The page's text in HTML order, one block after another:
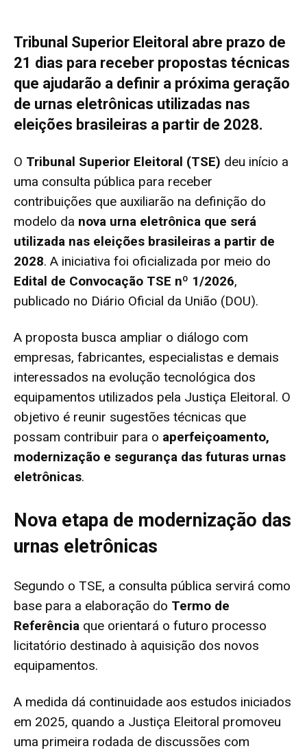
Tribunal Superior Eleitoral abre prazo de
21 dias para receber propostas técnicas
que ajudarão a definir a próxima geração
de urnas eletrônicas utilizadas nas
eleições brasileiras a partir de 2028.
O Tribunal Superior Eleitoral (TSE) deu início a
uma consulta pública para receber
contribuições que auxiliarão na definição do
modelo da nova urna eletrônica que será
utilizada nas eleições brasileiras a partir de
2028. A iniciativa foi oficializada por meio do
Edital de Convocação TSE nº 1/2026,
publicado no Diário Oficial da União (DOU).
A proposta busca ampliar o diálogo com
empresas, fabricantes, especialistas e demais
interessados na evolução tecnológica dos
equipamentos utilizados pela Justiça Eleitoral. O
objetivo é reunir sugestões técnicas que
possam contribuir para o aperfeiçoamento,
modernização e segurança das futuras urnas
eletrônicas.
Nova etapa de modernização das
urnas eletrônicas
Segundo o TSE, a consulta pública servirá como
base para a elaboração do Termo de
Referência que orientará o futuro processo
licitatório destinado à aquisição dos novos
equipamentos.
A medida dá continuidade aos estudos iniciados
em 2025, quando a Justiça Eleitoral promoveu
uma primeira rodada de discussões com